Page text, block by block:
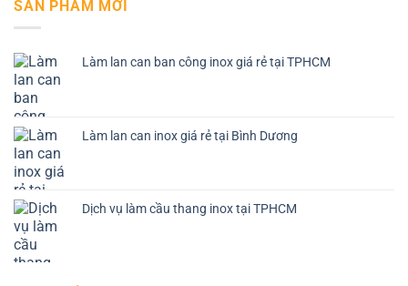
SẢN PHẨM MỚI
Làm lan can ban công inox giá rẻ tại TPHCM
Làm lan can inox giá rẻ tại Bình Dương
Dịch vụ làm cầu thang inox tại TPHCM